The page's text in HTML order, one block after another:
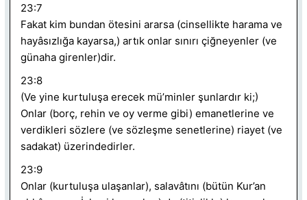
23:7
Fakat kim bundan ötesini ararsa (cinsellikte harama ve
hayâsızlığa kayarsa,) artık onlar sınırı çiğneyenler (ve
günaha girenler)dir.
23:8
(Ve yine kurtuluşa erecek mü’minler şunlardır ki;)
Onlar (borç, rehin ve oy verme gibi) emanetlerine ve
verdikleri sözlere (ve sözleşme senetlerine) riayet (ve
sadakat) üzerindedirler.
23:9
Onlar (kurtuluşa ulaşanlar), salavâtını (bütün Kur’an